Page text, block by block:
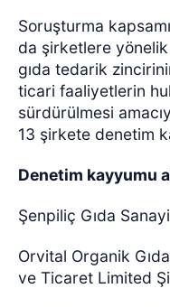
Soruşturma
da şirketlere
gıda tedarik
ticari faaliyetlerin
sürdürülmesi
13 şirkete denetim
Denetim kayyumu
Şenpiliç Gıda
Orvital Organik
ve Ticaret Limited